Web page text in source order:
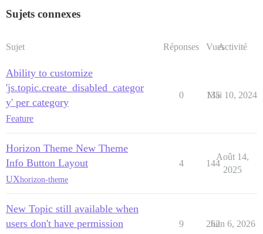
Sujets connexes
Sujet Réponses VuesActivité
Ability to customize
'js.topic.create_disabled_categor
y' per category
Feature
0 135
Mai 10, 2024
Horizon Theme New Theme
Info Button Layout
UXhorizon-theme
4 144
Août 14,
2025
New Topic still available when
users don't have permission
9 262
Juin 6, 2026